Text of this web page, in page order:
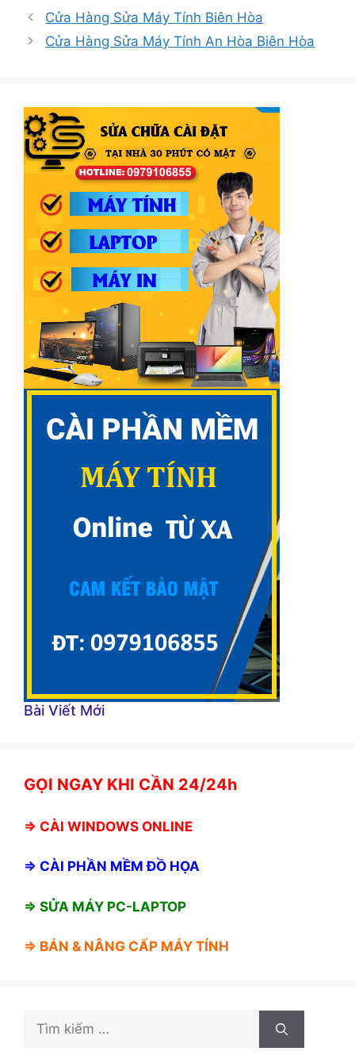
mục
Cửa Hàng Sửa Máy Tính Biên Hòa
Cửa Hàng Sửa Máy Tính An Hòa Biên Hòa
Bài Viết Mới
GỌI NGAY KHI CẦN 24/24h
⇒ CÀI WINDOWS ONLINE
⇒ CÀI PHẦN MỀM ĐỒ HỌA
⇒ SỬA MÁY PC-LAPTOP
⇒ BÁN & NÂNG CẤP MÁY TÍNH
Tìm